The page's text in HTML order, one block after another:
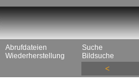
Abrufdateien
Wiederherstellung
Suche
Bildsuche
<